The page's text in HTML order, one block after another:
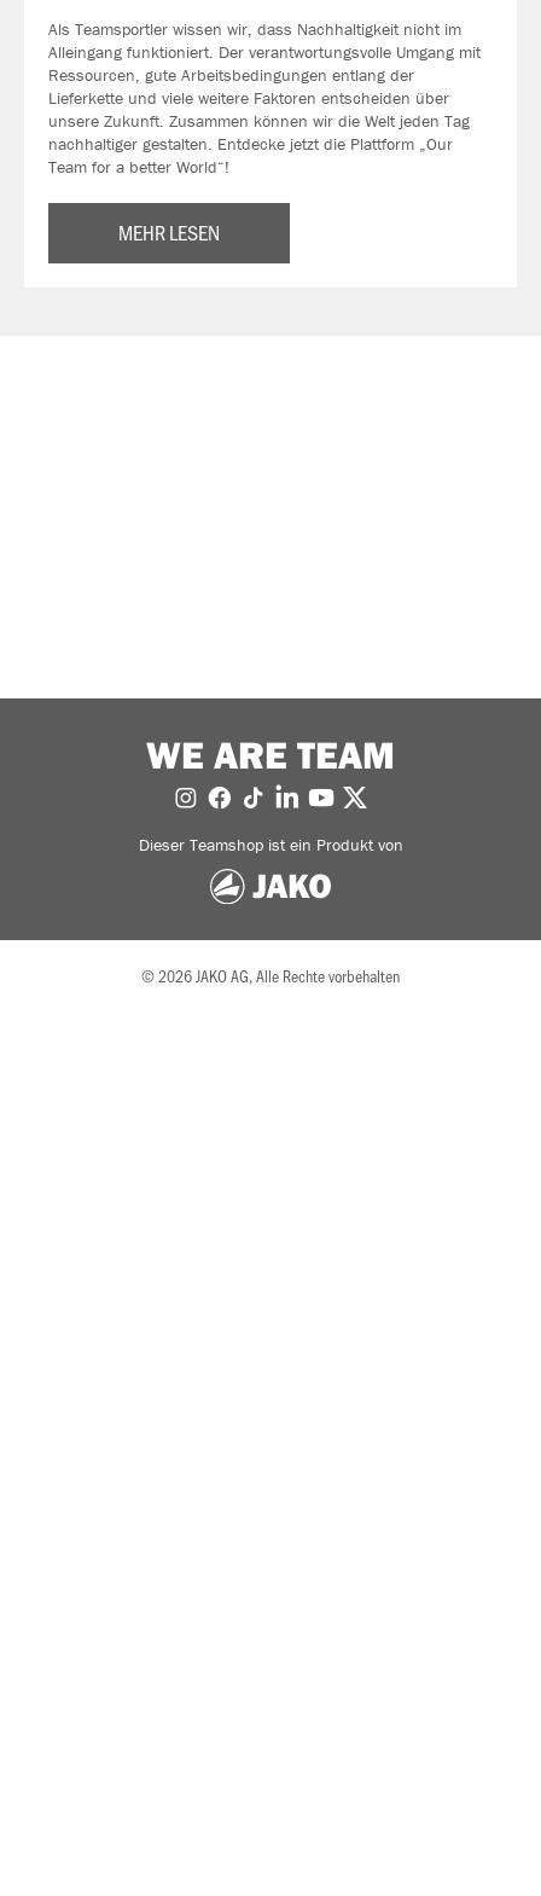
Als Teamsportler wissen wir, dass Nachhaltigkeit nicht im
Alleingang funktioniert. Der verantwortungsvolle Umgang mit
Ressourcen, gute Arbeitsbedingungen entlang der
Lieferkette und viele weitere Faktoren entscheiden über
unsere Zukunft. Zusammen können wir die Welt jeden Tag
nachhaltiger gestalten. Entdecke jetzt die Plattform „Our
Team for a better World“!
MEHR LESEN
WE ARE TEAM
Dieser Teamshop ist ein Produkt von
© 2026 JAKO AG, Alle Rechte vorbehalten